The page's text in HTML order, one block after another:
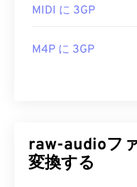
MIDI に 3GP
M4P に 3GP
raw-audioフ
変換する